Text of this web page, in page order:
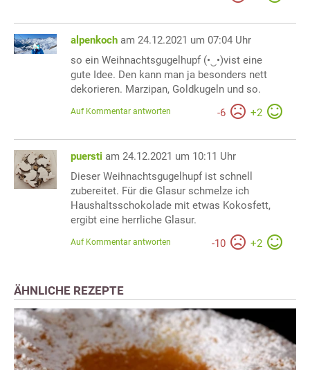
alpenkoch am 24.12.2021 um 07:04 Uhr
so ein Weihnachtsgugelhupf (•‿•)vist eine
gute Idee. Den kann man ja besonders nett
dekorieren. Marzipan, Goldkugeln und so.
-6 +2
Auf Kommentar antworten
puersti am 24.12.2021 um 10:11 Uhr
Dieser Weihnachtsgugelhupf ist schnell
zubereitet. Für die Glasur schmelze ich
Haushaltsschokolade mit etwas Kokosfett,
ergibt eine herrliche Glasur.
-10 +2
Auf Kommentar antworten
ÄHNLICHE REZEPTE